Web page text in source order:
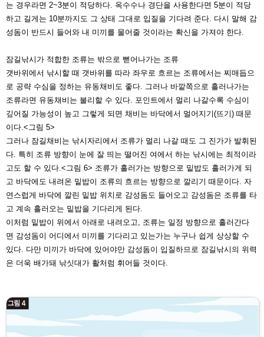
는 경우라면 2~3분이 적당하다. 옥수수나 경단을 사용한다면 5분이 적당
하고 길게는 10분까지도 그 상태 그대로 입질을 기 다려 준다. 다시 말해 감
성돔이 반드시 들어와 내 미끼를 물어줄 것이라는 확신을 가져야 한다.
잠길낚시가 적합한 조류는 밖으로 뻗어나가는 조류
갯바위에서 낚시할 때 갯바위를 따라 좌우로 흐르는 조류에서는 찌매듭으
로 공략 수심을 정하는 유동채비도 좋다. 그러나 바깥쪽으로 흘러나가는
조류라면 유동채비는 불리할 수 있다. 포인트에서 멀리 나갈수록 수심이
깊어 질 가능성이 높고 그렇게 되면 채비 는 바닥에서 멀어지기(뜨기) 때문
이다.<그림 5>
그러나 잠길채비는 낚시자리에서 조류가 멀리 나갈 때도 그 진가가 발휘 된
다. 특히 조류 방향이 눈에 잘 띄는 떨어진 여에서 하는 낚시에는 최적이 라
고도 할 수 있다.<그림 6> 조류가 흘러가는 방향으로 밑밥도 흘러가게 되
고 바닥에도 내려온 밑밥이 조류의 흐르는 방향으로 깔리기 때문이다. 자
연 스럽게 바닥에 깔린 밑밥 위치로 감성 돔도 들어오고 감성돔은 조류를 타
고 계속 흘러오는 밑밥을 기다리게 된다.
이처럼 밑밥이 위에서 아래로 내려오고, 조류는 일정 방향으로 흘러간다
면 감성돔이 어디에서 미끼를 기다리고 있는가는 누구나 쉽게 상상할 수
있다. 다만 미끼가 바닥에 있어야만 감성돔이 입질하므로 잠길낚시의 위력
은 더 욱 배가돼 낚싯대가 활처럼 휘어들 것 이다.